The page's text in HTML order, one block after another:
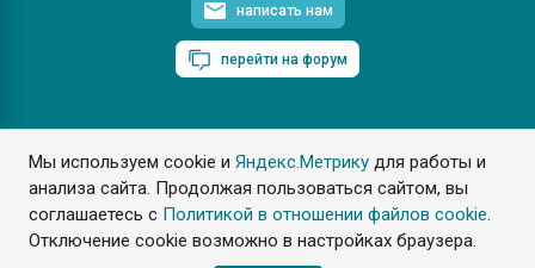
Мы используем cookie иЯндекс.Метрику для работы и
анализа сайта. Продолжая пользоваться сайтом, вы
соглашаетесь с Политикой в отношении файлов cookie.
Отключение cookie возможно в настройках браузера.
написать нам
перейти на форум
ПластЭксперт © 2006. Все права защищены
Разрешается копирование материалов сайта с обязательной
ссылкой на www.e-plastic.ru
Разработка сайта